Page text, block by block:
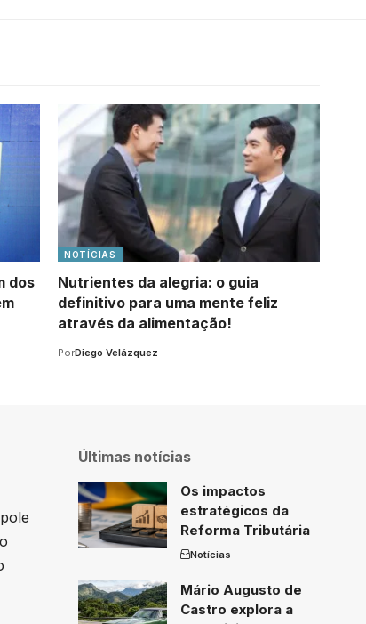
dos
NOTÍCIAS
Nutrientes da alegria: o guia
definitivo para uma mente feliz
através da alimentação!
PorDiego Velázquez
Últimas notícias
Os impactos
estratégicos da
Reforma Tributária
Notícias
Mário Augusto de
Castro explora a